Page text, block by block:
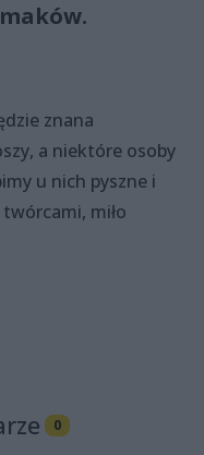
znana
a niektóre osoby
u nich pyszne i
miło
0